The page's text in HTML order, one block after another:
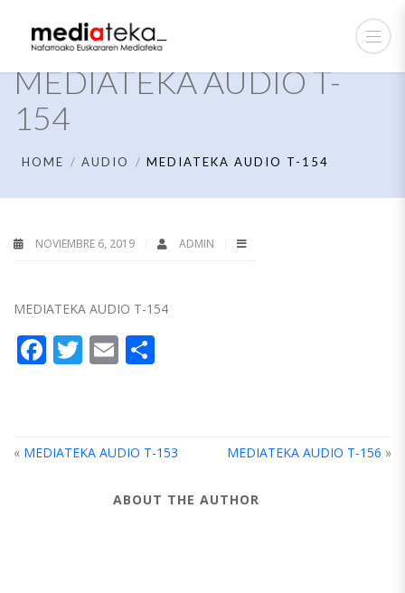
MEDIATEKA AUDIO T-
154
HOME AUDIO MEDIATEKA AUDIO T-154
NOVIEMBRE 6, 2019 ADMIN
MEDIATEKA AUDIO T-154
Facebook
Twitter
Email
« MEDIATEKA AUDIO T-153 MEDIATEKA AUDIO T-156 »
ABOUT THE AUTHOR